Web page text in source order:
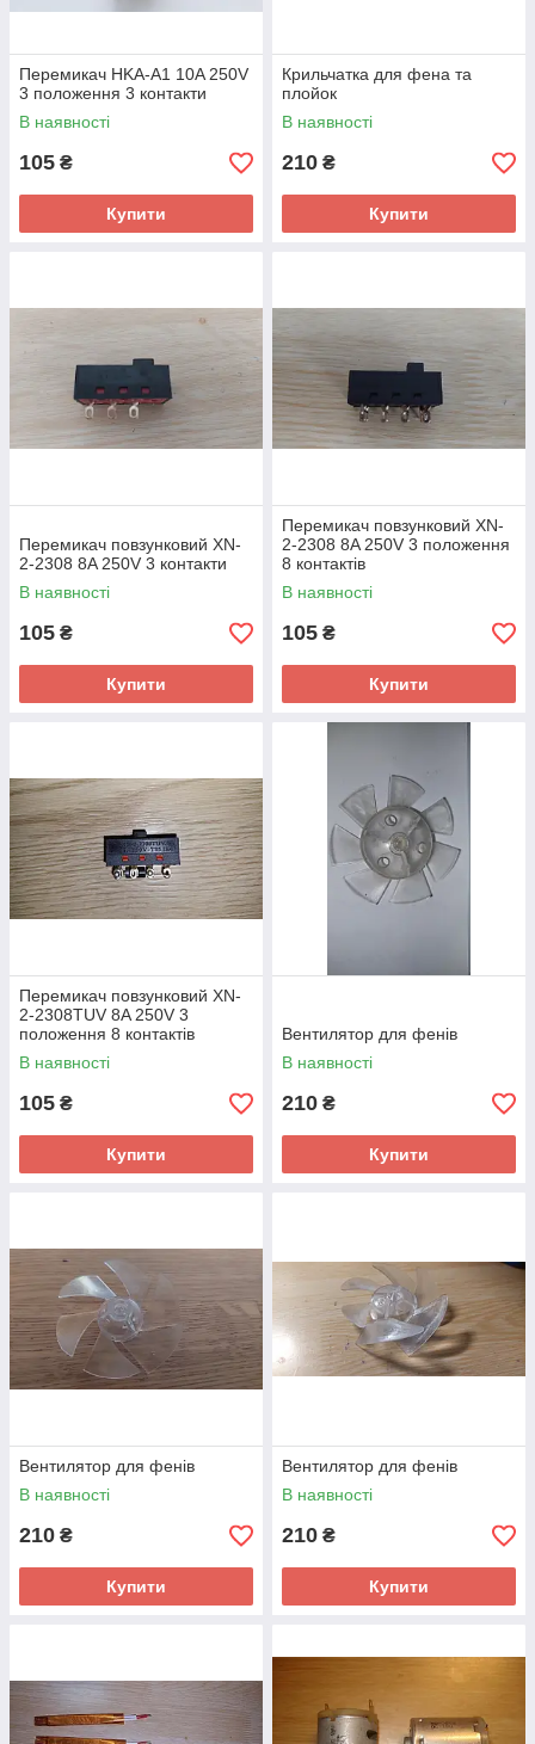
Перемикач HKA-A1 10A 250V
3 положення 3 контакти
В наявності
105 ₴
Купити
Крильчатка для фена та
плойок
В наявності
210 ₴
Купити
Перемикач повзунковий XN-
2-2308 8A 250V 3 контакти
В наявності
105 ₴
Купити
Перемикач повзунковий XN-
2-2308 8A 250V 3 положення
8 контактів
В наявності
105 ₴
Купити
Перемикач повзунковий XN-
2-2308TUV 8A 250V 3
положення 8 контактів
В наявності
105 ₴
Купити
Вентилятор для фенів
В наявності
210 ₴
Купити
Вентилятор для фенів
В наявності
210 ₴
Купити
Вентилятор для фенів
В наявності
210 ₴
Купити